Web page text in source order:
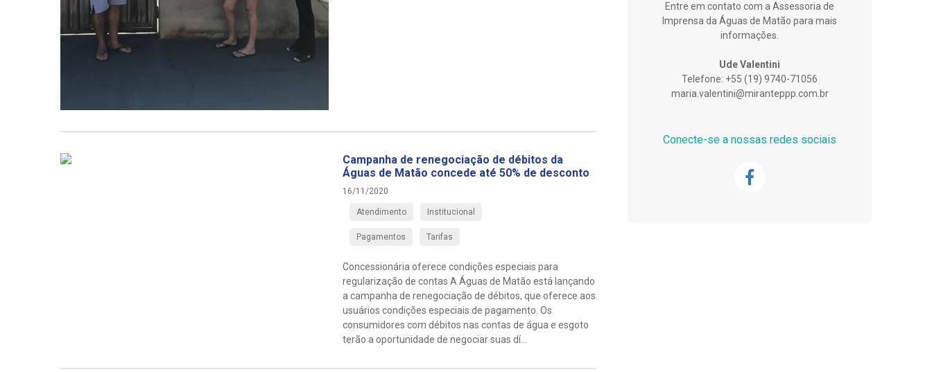
Campanha de renegociação de débitos da
Águas de Matão concede até 50% de desconto
16/11/2020
Atendimento Institucional
Pagamentos Tarifas
Concessionária oferece condições especiais para
regularização de contas A Águas de Matão está lançando
a campanha de renegociação de débitos, que oferece aos
usuários condições especiais de pagamento. Os
consumidores com débitos nas contas de água e esgoto
terão a oportunidade de negociar suas dí...
Entre em contato com a Assessoria de
Imprensa da Águas de Matão para mais
informações.
Ude Valentini
Telefone: +55 (19) 9740-71056
maria.valentini@miranteppp.com.br
Conecte-se a nossas redes sociais